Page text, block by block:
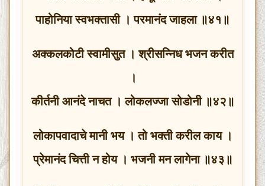
पाहोनिया स्वभक्तासी । परमानंद जाहला ॥४१॥
अक्कलकोटी स्वामीसुत । श्रीसन्निध भजन करीत
।
कीर्तनी आनंदे नाचत । लोकलज्जा सोडोनी ॥४२॥
लोकापवादाचे मानी भय । तो भक्ती करील काय ।
प्रेमानंद चित्ती न होय । भजनी मन लागेना ॥४३॥